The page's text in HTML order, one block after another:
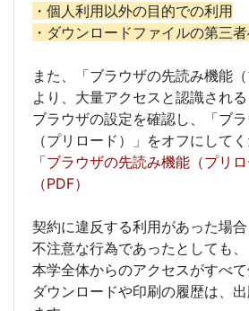
・個人利用以外の目的での利用
・ダウンロードファイルの第三
また、「ブラウザの先読み機能
より、大量アクセスと認識される
ブラウザの設定を確認し、「ブ
（プリロード）」をオフにしてく
「ブラウザの先読み機能（プリ
（PDF）
契約に違反する利用があった場
不注意な行為であったとしても、
本学全体からのアクセスがすべて
ダウンロードや印刷の履歴は、